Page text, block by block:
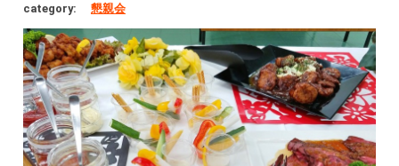
category:
懇親会